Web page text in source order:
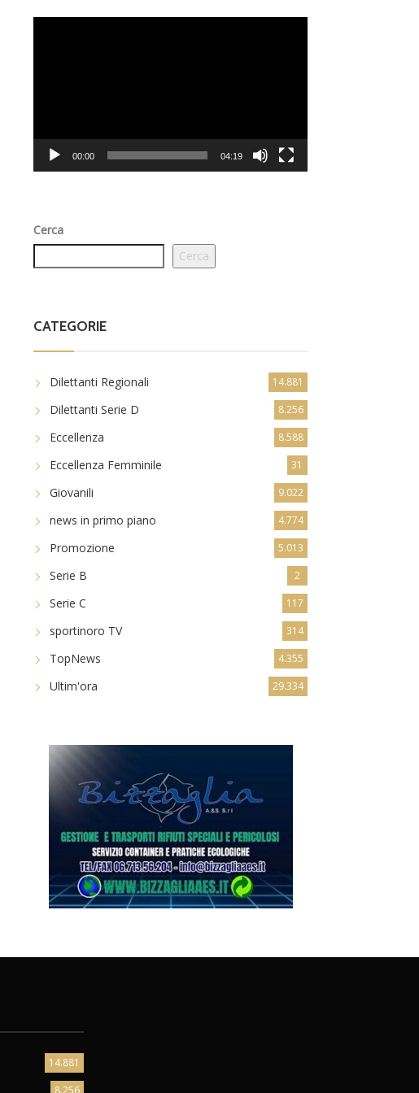
00:00 04:19
Cerca
Cerca
CATEGORIE
Dilettanti Regionali 14.881
Dilettanti Serie D 8.256
Eccellenza 8.588
Eccellenza Femminile 31
Giovanili 9.022
news in primo piano 4.774
Promozione 5.013
Serie B 2
Serie C 117
sportinoro TV 314
TopNews 4.355
Ultim'ora 29.334
14.881
8.256